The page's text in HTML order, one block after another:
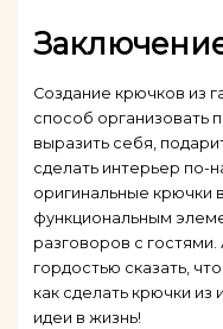
Создание крючков из
способ организовать
выразить себя,
сделать интерьер по-
оригинальные крючки
функциональным
разговоров с
гордостью сказать,
как сделать крючки
идеи в жизнь!